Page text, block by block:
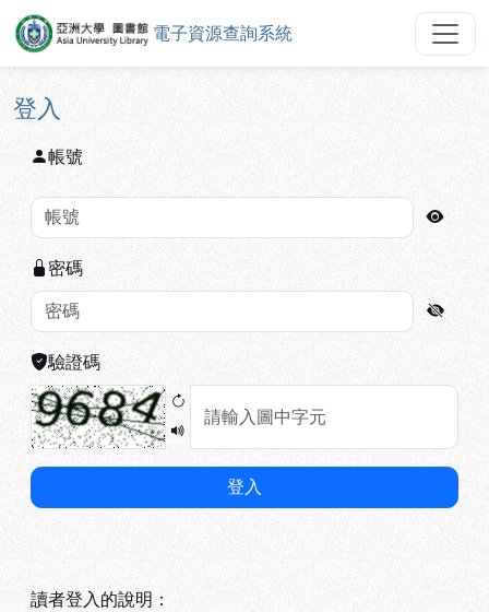
跳到主要內容
:::
亞洲大學圖書館電子資源查詢系統
電子資源查詢系統
:::
登入
帳號
密碼
驗證碼
登入
讀者登入的說明：